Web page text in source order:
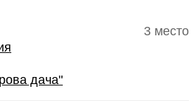
3 место
дача"